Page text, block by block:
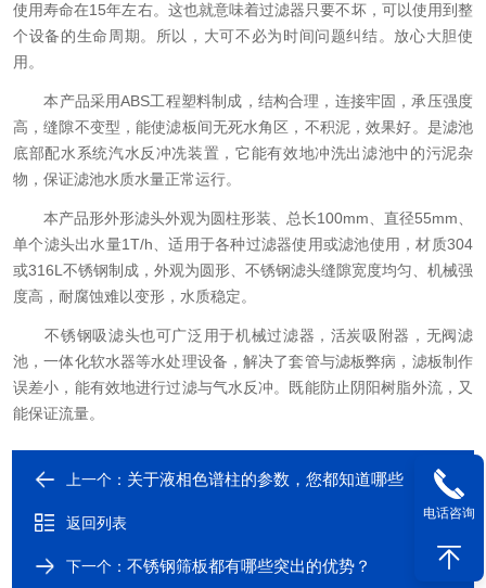
使用寿命在15年左右。这也就意味着过滤器只要不坏，可以使用到整
个设备的生命周期。所以，大可不必为时间问题纠结。放心大胆使
用。
本产品采用ABS工程塑料制成，结构合理，连接牢固，承压强度
高，缝隙不变型，能使滤板间无死水角区，不积泥，效果好。是滤池
底部配水系统汽水反冲冼装置，它能有效地冲洗出滤池中的污泥杂
物，保证滤池水质水量正常运行。
本产品形外形滤头外观为圆柱形装、总长100mm、直径55mm、
单个滤头出水量1T/h、适用于各种过滤器使用或滤池使用，材质304
或316L不锈钢制成，外观为圆形、不锈钢滤头缝隙宽度均匀、机械强
度高，耐腐蚀难以变形，水质稳定。
不锈钢吸滤头也可广泛用于机械过滤器，活炭吸附器，无阀滤
池，一体化软水器等水处理设备，解决了套管与滤板弊病，滤板制作
误差小，能有效地进行过滤与气水反冲。既能防止阴阳树脂外流，又
能保证流量。
上一个： 关于液相色谱柱的参数，您都知道哪些
返回列表
下一个：不锈钢筛板都有哪些突出的优势？
电话咨询